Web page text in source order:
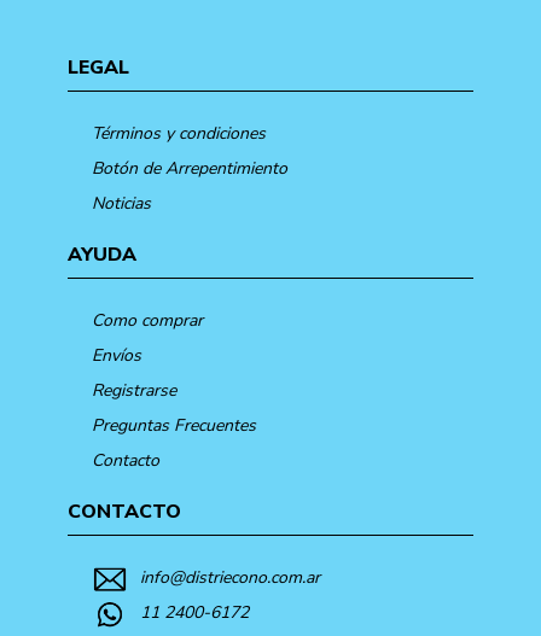
LEGAL
Términos y condiciones
Botón de Arrepentimiento
Noticias
AYUDA
Como comprar
Envíos
Registrarse
Preguntas Frecuentes
Contacto
CONTACTO
info@distriecono.com.ar
11 2400-6172